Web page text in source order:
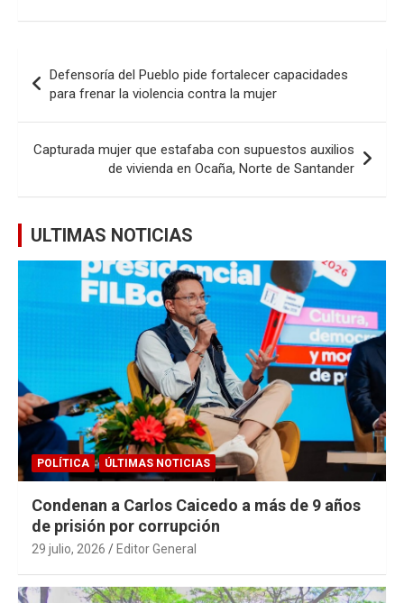
de
entradas
Defensoría del Pueblo pide fortalecer capacidades
para frenar la violencia contra la mujer
Capturada mujer que estafaba con supuestos auxilios
de vivienda en Ocaña, Norte de Santander
ULTIMAS NOTICIAS
POLÍTICA ÚLTIMAS NOTICIAS
Condenan a Carlos Caicedo a más de 9 años
de prisión por corrupción
29 julio, 2026 Editor General